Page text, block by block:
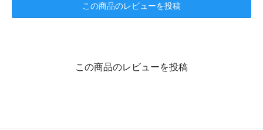
この商品のレビューを投稿
この商品のレビューを投稿